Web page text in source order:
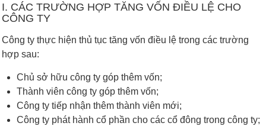
I. CÁC TRƯỜNG HỢP TĂNG VỐN ĐIỀU LỆ CHO
CÔNG TY
Công ty thực hiện thủ tục tăng vốn điều lệ trong các trường
hợp sau:
Chủ sở hữu công ty góp thêm vốn;
Thành viên công ty góp thêm vốn;
Công ty tiếp nhận thêm thành viên mới;
Công ty phát hành cổ phần cho các cổ đông trong công ty;